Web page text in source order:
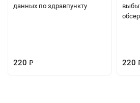
данных по здравпункту
220 ₽ 220